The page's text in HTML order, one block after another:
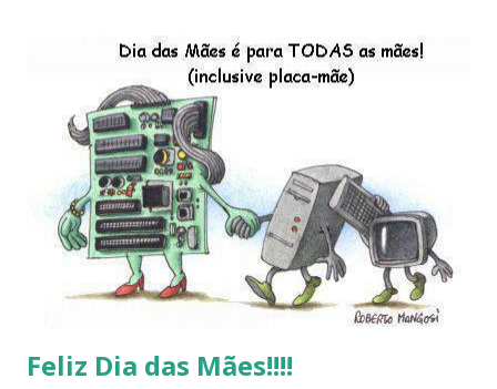
do LibreOffice , o IX Latinoware, a Microsoft boicotando o
Linux (como sempre), o lançamento do Windows 8 e a sua
baixa taxa de adesão pelos usuários, entre out ros. Gostaria
de desejar a todos Boas Festas e que em 2013 possamos
estar juntos novamente. Feliz Natal!!!! F eli z 2013 a todos!!!
Feliz Dia das Mães!!!!